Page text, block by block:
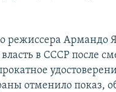
режиссера Армандо
в СССР после
отменило показ,